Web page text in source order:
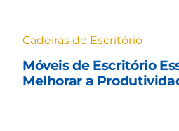
Cadeiras de Escritório
Móveis de Escritório
Melhorar a